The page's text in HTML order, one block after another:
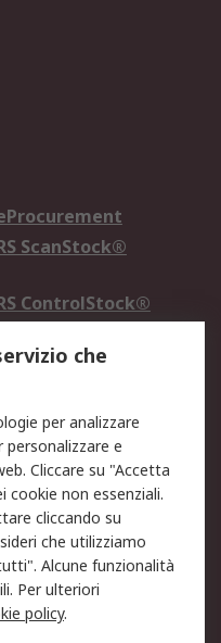
ScanStock®
ControlStock®
Privacy -
d'uso
generali di
che
per analizzare
e
Cliccare su "Accetta
non essenziali.
cliccando su
che utilizziamo
Alcune funzionalità
Per ulteriori
policy.